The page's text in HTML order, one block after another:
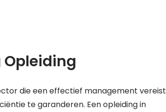
Opleiding
die een effectief management vereist
te garanderen. Een opleiding in